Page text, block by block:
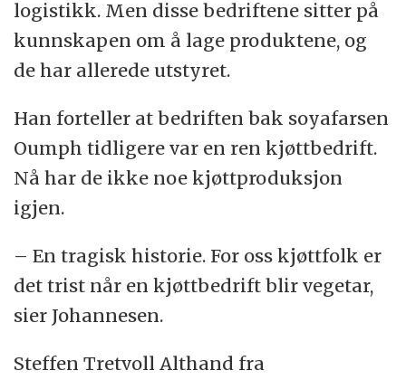
logistikk. Men disse bedriftene sitter på
kunnskapen om å lage produktene, og
de har allerede utstyret.
Han forteller at bedriften bak soyafarsen
Oumph tidligere var en ren kjøttbedrift.
Nå har de ikke noe kjøttproduksjon
igjen.
– En tragisk historie. For oss kjøttfolk er
det trist når en kjøttbedrift blir vegetar,
sier Johannesen.
Steffen Tretvoll Althand fra